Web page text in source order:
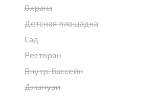
Охрана
Детская площадка
Сад
Ресторан
Внутр. бассейн
Джакузи